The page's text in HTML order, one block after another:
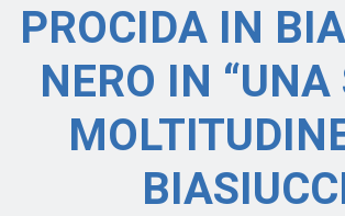
PROCIDA IN
NERO IN “UNA